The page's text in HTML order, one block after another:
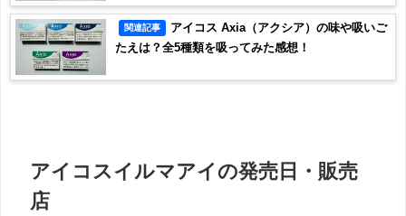
関連記事
アイコス Axia（アクシア）の味や吸いご
たえは？全5種類を吸ってみた感想！
アイコスイルマアイの発売日・販売
店